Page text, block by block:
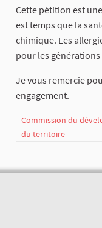
Cette pétition est
est temps que la
chimique. Les
pour les
Je vous remercie
engagement.
Commission du
du territoire